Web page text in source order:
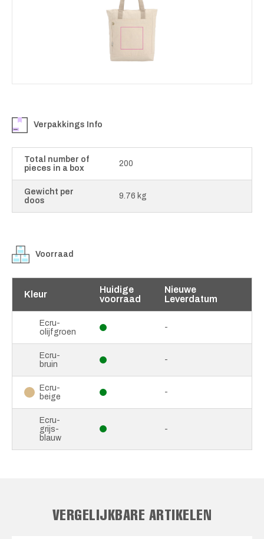
Verpakkings Info
Total number of
pieces in a box
200
Gewicht per
doos
9.76 kg
Voorraad
Kleur
Huidige
voorraad
Nieuwe
Leverdatum
Ecru-
olijfgroen
-
Ecru-
bruin
-
Ecru-
beige
-
Ecru-
grijs-
blauw
-
VERGELIJKBARE ARTIKELEN